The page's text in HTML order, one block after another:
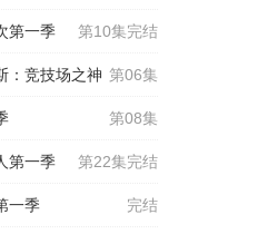
第10集完结
第一季
第06集
：竞技场之神
第08集
第22集完结
第一季
完结
一季